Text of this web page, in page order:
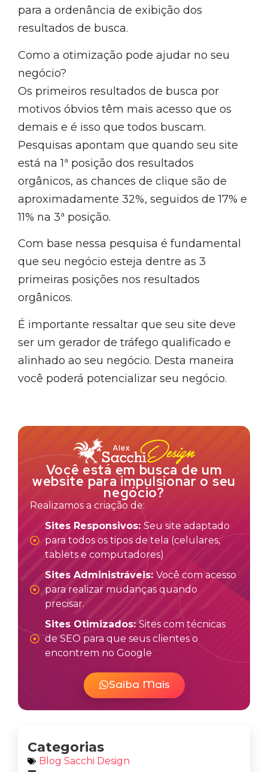
para a ordenância de exibição dos
resultados de busca.
Como a otimização pode ajudar no seu
negócio?
Os primeiros resultados de busca por
motivos óbvios têm mais acesso que os
demais e é isso que todos buscam.
Pesquisas apontam que quando seu site
está na 1ª posição dos resultados
orgânicos, as chances de clique são de
aproximadamente 32%, seguidos de 17% e
11% na 3ª posição.
Com base nessa pesquisa é fundamental
que seu negócio esteja dentre as 3
primeiras posições nos resultados
orgânicos.
É importante ressaltar que seu site deve
ser um gerador de tráfego qualificado e
alinhado ao seu negócio. Desta maneira
você poderá potencializar seu negócio.
Você está em busca de um
website para impulsionar o seu
negócio?
Realizamos a criação de:
Sites Responsivos: Seu site adaptado
para todos os tipos de tela (celulares,
tablets e computadores)
Sites Administráveis: Você com acesso
para realizar mudanças quando
precisar.
Sites Otimizados: Sites com técnicas
de SEO para que seus clientes o
encontrem no Google
Saiba Mais
Categorias
Blog Sacchi Design